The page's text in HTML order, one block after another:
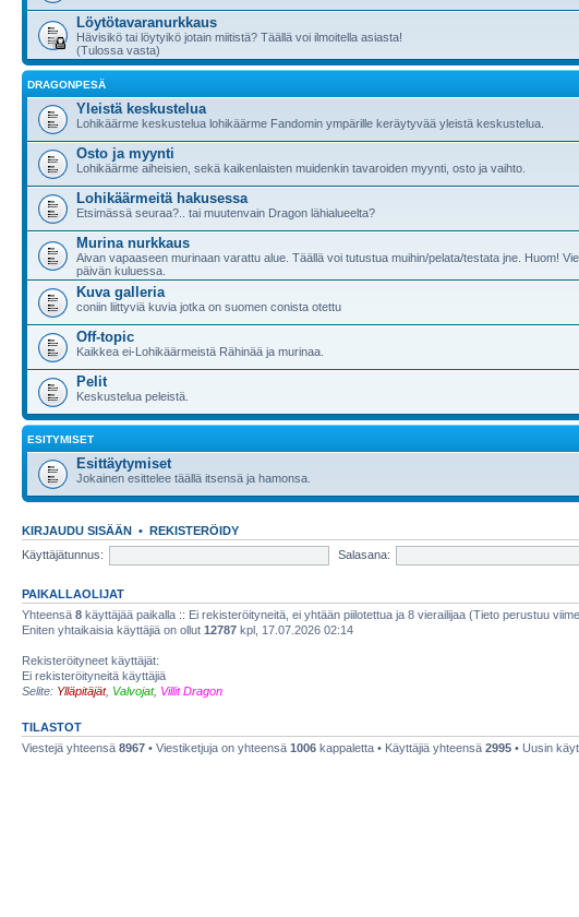
Löytötavaranurkkaus
Hävisikö tai löytyikö jotain miitistä? Täällä voi ilmoitella asiasta!
(Tulossa vasta)
DRAGONPESÄ
Yleistä keskustelua
Lohikäärme keskustelua lohikäärme Fandomin ympärille keräytyvää yleistä keskustelua.
Osto ja myynti
Lohikäärme aiheisien, sekä kaikenlaisten muidenkin tavaroiden myynti, osto ja vaihto.
Lohikäärmeitä hakusessa
Etsimässä seuraa?.. tai muutenvain Dragon lähialueelta?
Murina nurkkaus
Aivan vapaaseen murinaan varattu alue. Täällä voi tutustua muihin/pelata/testata jne. Huom!
päivän kuluessa.
Kuva galleria
coniin liittyviä kuvia jotka on suomen conista otettu
Off-topic
Kaikkea ei-Lohikäärmeistä Rähinää ja murinaa.
Pelit
Keskustelua peleistä.
ESITYMISET
Esittäytymiset
Jokainen esittelee täällä itsensä ja hamonsa.
KIRJAUDU SISÄÄN • REKISTERÖIDY
Käyttäjätunnus:
Salasana:
PAIKALLAOLIJAT
Yhteensä 8 käyttäjää paikalla :: Ei rekisteröityneitä, ei yhtään piilotettua ja 8 vierailijaa (Tieto perustuu
Eniten yhtaikaisia käyttäjiä on ollut 12787 kpl, 17.07.2026 02:14
Rekisteröityneet käyttäjät:
Ei rekisteröityneitä käyttäjiä
Selite: Ylläpitäjät, Valvojat, Villit Dragon
TILASTOT
Viestejä yhteensä 8967 • Viestiketjuja on yhteensä 1006 kappaletta • Käyttäjiä yhteensä 2995 • Uusin